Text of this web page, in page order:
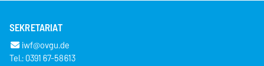
SEKRETARIAT
iwf@ovgu.de
Tel.: 0391 67-58613